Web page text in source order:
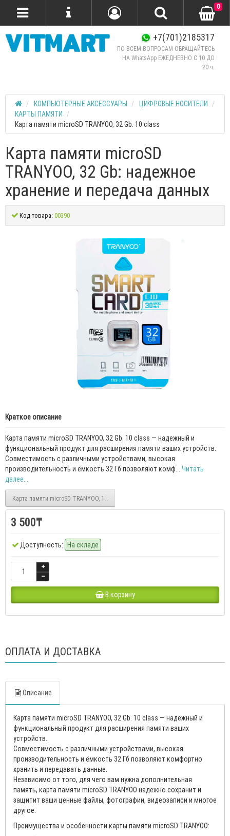
+7(701)2185317
ПО ВСЕМ ВОПРОСАМ ОБРАЩАЙТЕСЬ
НА WhatsApp ЕЖЕДНЕВНО C 10 ДО
20 ч.
0
КОМПЬЮТЕРНЫЕ АКСЕССУАРЫ
ЦИФРОВЫЕ НОСИТЕЛИ
КАРТЫ ПАМЯТИ
Карта памяти microSD TRANYOO, 32 Gb. 10 class
Карта памяти microSD
TRANYOO, 32 Gb: надежное
хранение и передача данных
Код товара:00390
Краткое описание
Карта памяти microSD TRANYOO, 32 Gb. 10 class — надежный и
функциональный продукт для расширения памяти ваших устройств.
Совместимость с различными устройствами, высокая
производительность и ёмкость 32 Гб позволяют комф... Читать
далее...
Карта памяти microSD TRANYOO, 128 Gb. 10 class
3 500₸
Доступность: На складе
В корзину
ОПЛАТА И ДОСТАВКА
Описание
Карта памяти microSD TRANYOO, 32 Gb. 10 class — надежный и
функциональный продукт для расширения памяти ваших
устройств.
Совместимость с различными устройствами, высокая
производительность и ёмкость 32 Гб позволяют комфортно
хранить и передавать данные.
Независимо от того, для чего вам нужна дополнительная
память, карта памяти microSD TRANYOO надежно сохранит и
защитит ваши ценные файлы, фотографии, видеозаписи и многое
другое.
Преимущества и особенности карты памяти microSD TRANYOO: